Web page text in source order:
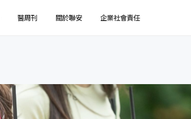
醫周刊 關於聯安 企業社會責任